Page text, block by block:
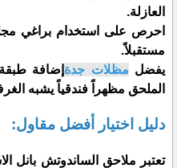
العازلة.
​احرص على استخدام براغي
مستقبلاً.
​يفضل مظلات جدة إضافة
الملحق مظهراً فندقياً يشبه
​دليل اختيار أفضل مقاول:
​تعتبر ملاحق الساندوتش بانل